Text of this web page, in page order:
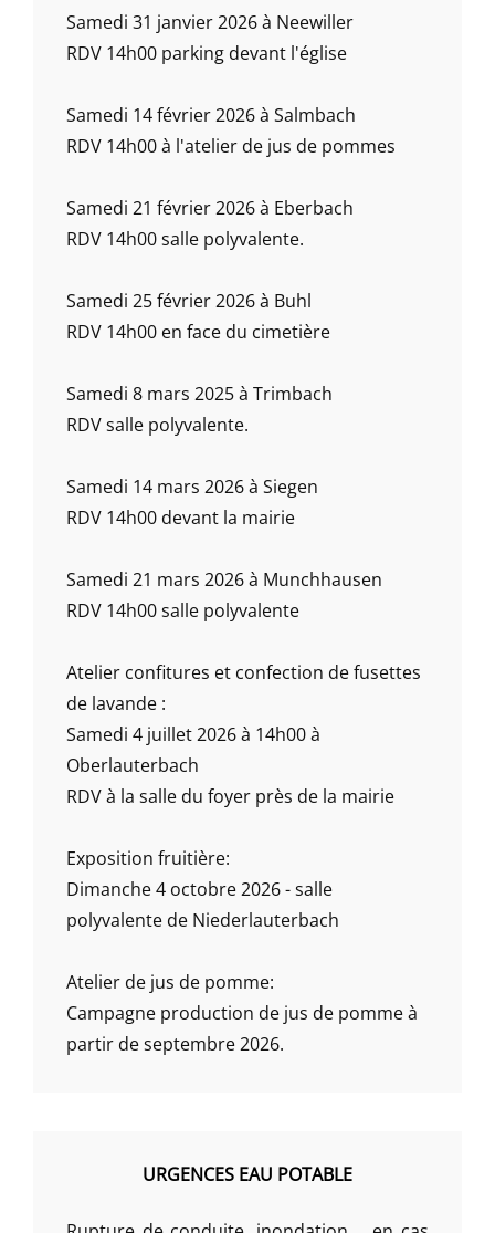
Samedi 31 janvier 2026 à Neewiller
RDV 14h00 parking devant l'église
Samedi 14 février 2026 à Salmbach
RDV 14h00 à l'atelier de jus de pommes
Samedi 21 février 2026 à Eberbach
RDV 14h00 salle polyvalente.
Samedi 25 février 2026 à Buhl
RDV 14h00 en face du cimetière
Samedi 8 mars 2025 à Trimbach
RDV salle polyvalente.
Samedi 14 mars 2026 à Siegen
RDV 14h00 devant la mairie
Samedi 21 mars 2026 à Munchhausen
RDV 14h00 salle polyvalente
Atelier confitures et confection de fusettes
de lavande :
Samedi 4 juillet 2026 à 14h00 à
Oberlauterbach
RDV à la salle du foyer près de la mairie
Exposition fruitière:
Dimanche 4 octobre 2026 - salle
polyvalente de Niederlauterbach
Atelier de jus de pomme:
Campagne production de jus de pomme à
partir de septembre 2026.
URGENCES EAU POTABLE